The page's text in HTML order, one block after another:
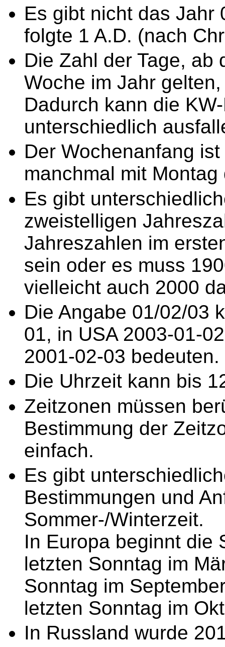
Es gibt nicht das Jahr
folgte 1 A.D. (nach
Die Zahl der Tage, ab
Woche im Jahr
Dadurch kann die
unterschiedlich
Der Wochenanfang
manchmal mit Montag
Es gibt
zweistelligen
Jahreszahlen im
sein oder es muss
vielleicht auch 2000
Die Angabe 01/02/03
01, in USA 2003-01-
2001-02-03 bedeuten.
Die Uhrzeit kann bis
Zeitzonen müssen
Bestimmung der
einfach.
Es gibt
Bestimmungen und
Sommer-/Winterzeit.
In Europa beginnt die
letzten Sonntag im
Sonntag im
letzten Sonntag im
In Russland wurde